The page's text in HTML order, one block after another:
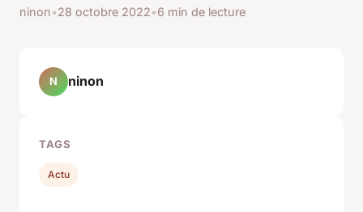
ninon•28 octobre 2022•6 min de lecture
N ninon
TAGS
Actu